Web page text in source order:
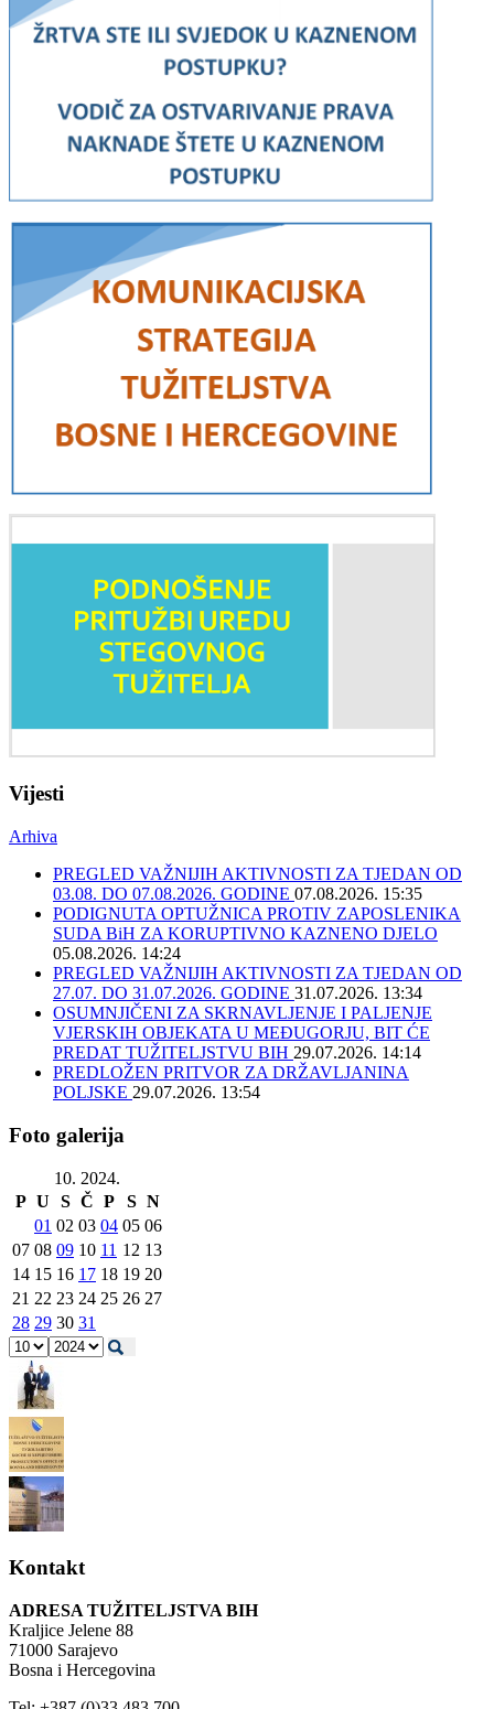
Vijesti
Arhiva
PREGLED VAŽNIJIH AKTIVNOSTI ZA TJEDAN OD
03.08. DO 07.08.2026. GODINE 07.08.2026. 15:35
PODIGNUTA OPTUŽNICA PROTIV ZAPOSLENIKA
SUDA BiH ZA KORUPTIVNO KAZNENO DJELO
05.08.2026. 14:24
PREGLED VAŽNIJIH AKTIVNOSTI ZA TJEDAN OD
27.07. DO 31.07.2026. GODINE 31.07.2026. 13:34
OSUMNJIČENI ZA SKRNAVLJENJE I PALJENJE
VJERSKIH OBJEKATA U MEĐUGORJU, BIT ĆE
PREDAT TUŽITELJSTVU BIH 29.07.2026. 14:14
PREDLOŽEN PRITVOR ZA DRŽAVLJANINA
POLJSKE 29.07.2026. 13:54
Foto galerija
10. 2024.
P U S Č P S N
01 02 03 04 05 06
07 08 09 10 11 12 13
14 15 16 17 18 19 20
21 22 23 24 25 26 27
28 29 30 31
Kontakt
ADRESA TUŽITELJSTVA BIH
Kraljice Jelene 88
71000 Sarajevo
Bosna i Hercegovina